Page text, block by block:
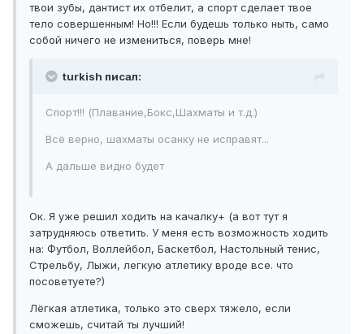
твои зубы, дантист их отбелит, а спорт сделает твое
тело совершенным! Но!!! Если будешь только ныть, само
собой ничего не измениться, поверь мне!
turkish писал:
Спорт!!! (Плавание,Бокс,Шахматы и т.д.)
Всё верно, шахматы осанку не исправят...
А дальше видно будет
Ок. Я уже решил ходить на качалку+ (а вот тут я
затрудняюсь ответить. У меня есть возможность ходить
на: Футбол, Воллейбол, Баскетбол, Настольный тенис,
Стрельбу, Лыжи, легкую атлетику вроде все. что
посоветуете?)
Лёгкая атлетика, только это сверх тяжело, если
сможешь, считай ты лучший!